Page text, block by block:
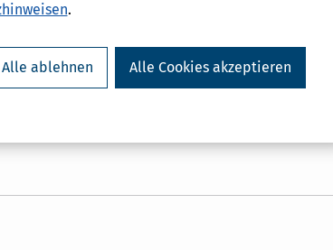
.
Alle ablehnen Alle Cookies akzeptieren
hat und
Sie es auf allen gängigen eBook-Readern